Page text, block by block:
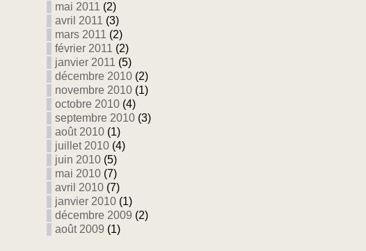
mai 2011 (2)
avril 2011 (3)
mars 2011 (2)
février 2011 (2)
janvier 2011 (5)
décembre 2010 (2)
novembre 2010 (1)
octobre 2010 (4)
septembre 2010 (3)
août 2010 (1)
juillet 2010 (4)
juin 2010 (5)
mai 2010 (7)
avril 2010 (7)
janvier 2010 (1)
décembre 2009 (2)
août 2009 (1)